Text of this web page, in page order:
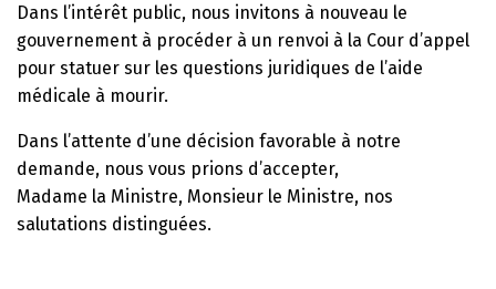
Dans l’intérêt public, nous invitons à nouveau le
gouvernement à procéder à un renvoi à la Cour d’appel
pour statuer sur les questions juridiques de l’aide
médicale à mourir.
Dans l’attente d’une décision favorable à notre
demande, nous vous prions d’accepter,
Madame la Ministre, Monsieur le Ministre, nos
salutations distinguées.